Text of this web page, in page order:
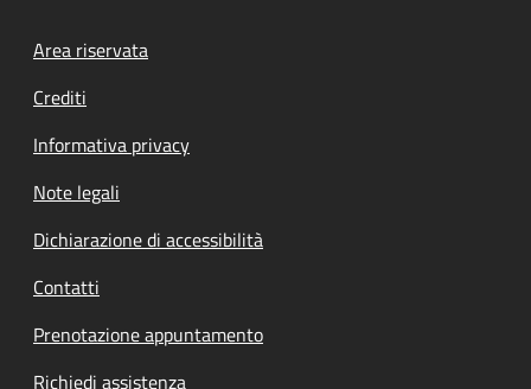
Footer menu
Area riservata
Crediti
Informativa privacy
Note legali
Dichiarazione di accessibilità
Contatti
Prenotazione appuntamento
Richiedi assistenza